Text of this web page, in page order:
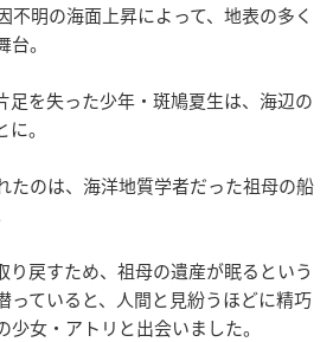
不明の海面上昇によって、地表の多く
。
足を失った少年・斑鳩夏生は、海辺の
。
たのは、海洋地質学者だった祖母の船
り戻すため、祖母の遺産が眠るという
っていると、人間と見紛うほどに精巧
女・アトリと出会いました。